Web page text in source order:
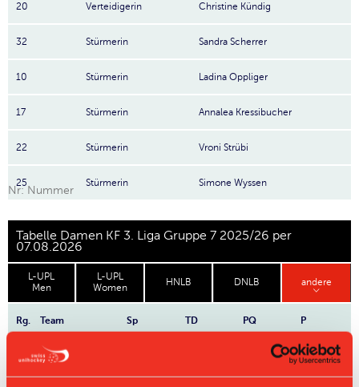
20 Verteidigerin Christine Kündig
32 Stürmerin Sandra Scherrer
10 Stürmerin Ladina Oppliger
17 Stürmerin Annalea Kressibucher
22 Stürmerin Vroni Strübi
25 Stürmerin Simone Wyssen
Nr: Nummer
Tabelle Damen KF 3. Liga Gruppe 7 2025/26 per
07.08.2026
L-UPL
Men
L-UPL
Women
HNLB DNLB andere
Rg. Team Sp TD PQ P
1 Nesslau Sharks 28